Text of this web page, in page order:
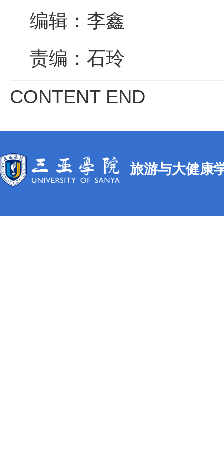
编辑：李鑫
责编：石玲
CONTENT END
旅游与大健康